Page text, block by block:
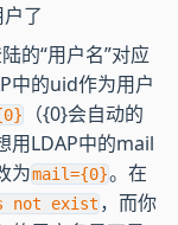
了
的“用户名”对应
中的uid作为用户
（{0}会自动的
用LDAP中的mail
为mail={0}。在
not exist ，而你